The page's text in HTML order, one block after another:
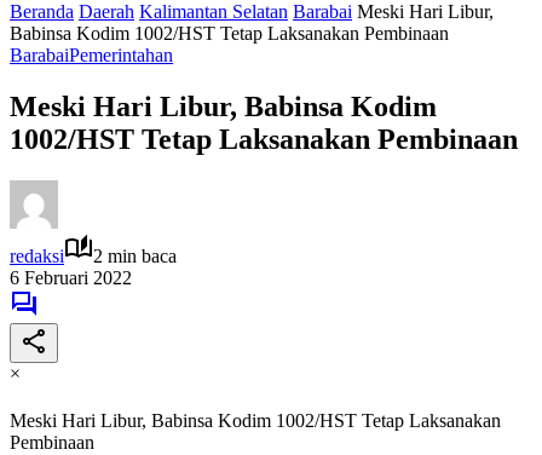
Beranda Daerah Kalimantan Selatan Barabai Meski Hari Libur,
Babinsa Kodim 1002/HST Tetap Laksanakan Pembinaan
BarabaiPemerintahan
Meski Hari Libur, Babinsa Kodim
1002/HST Tetap Laksanakan Pembinaan
redaksi
2 min baca
6 Februari 2022
×
Meski Hari Libur, Babinsa Kodim 1002/HST Tetap Laksanakan
Pembinaan